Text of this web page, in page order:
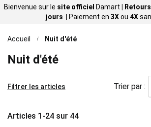
Bienvenue sur le site officiel Damart
jours |
Paiement en 3Xou 4X
Accueil Nuit d'été
Nuit d'été
Articles 1 -24 sur 44
Trier par :
Filtrer les articles